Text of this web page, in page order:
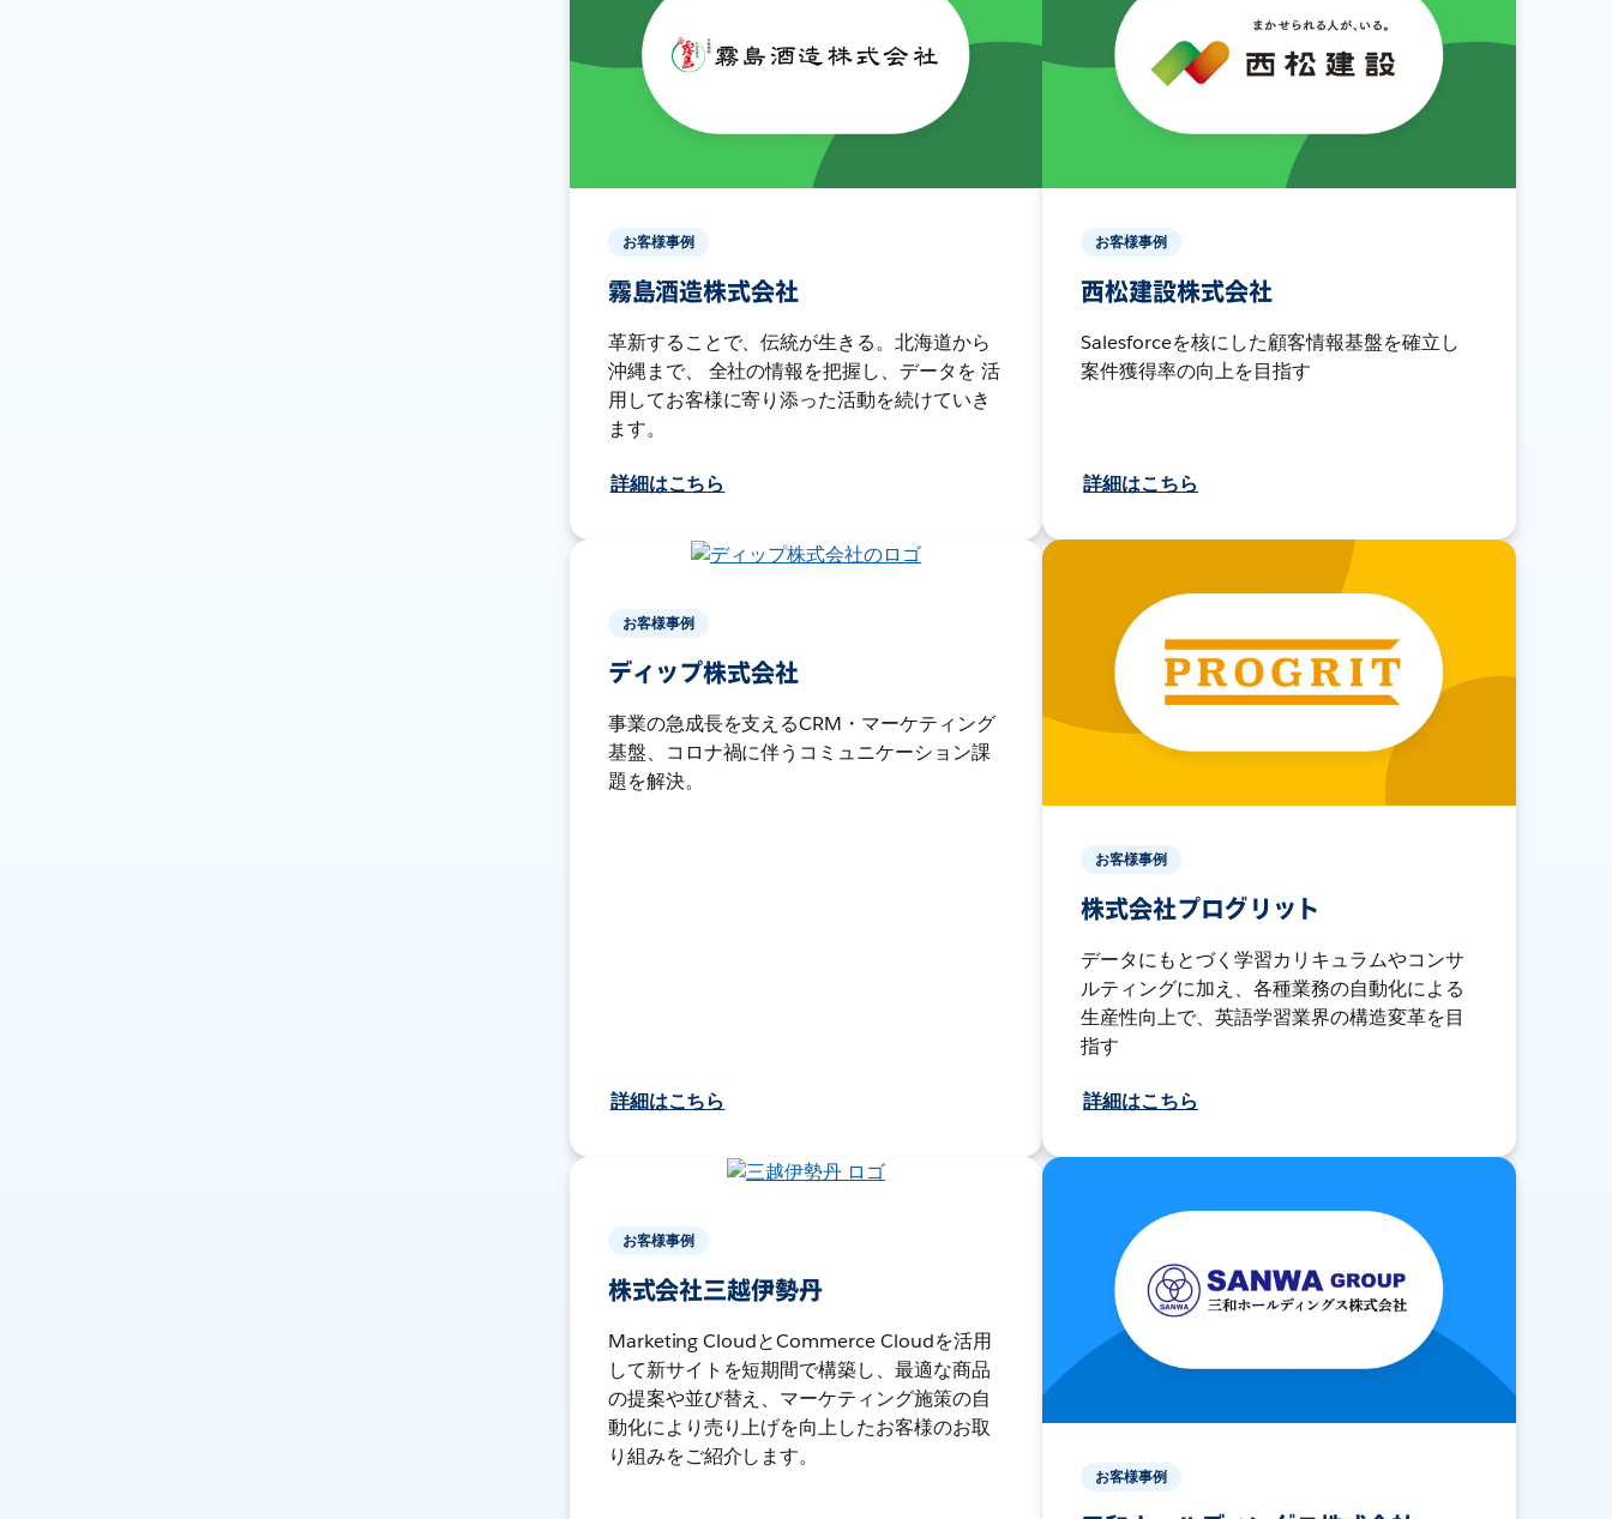
お客様事例
霧島酒造株式会社
革新することで、伝統が生きる。北海道から
沖縄まで、 全社の情報を把握し、データを 活
用してお客様に寄り添った活動を続けていき
ます。
詳細はこちら
お客様事例
西松建設株式会社
Salesforceを核にした顧客情報基盤を確立し
案件獲得率の向上を目指す
詳細はこちら
お客様事例
ディップ株式会社
事業の急成長を支えるCRM・マーケティング
基盤、コロナ禍に伴うコミュニケーション課
題を解決。
詳細はこちら
お客様事例
株式会社プログリット
データにもとづく学習カリキュラムやコンサ
ルティングに加え、各種業務の自動化による
生産性向上で、英語学習業界の構造変革を目
指す
詳細はこちら
お客様事例
株式会社三越伊勢丹
Marketing CloudとCommerce Cloudを活用
して新サイトを短期間で構築し、最適な商品
の提案や並び替え、マーケティング施策の自
動化により売り上げを向上したお客様のお取
り組みをご紹介します。
お客様事例